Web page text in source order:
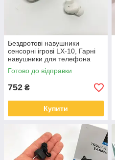
Бездротові навушники
сенсорні ігрові LX-10, Гарні
навушники для телефона
PRO для музики MU-82
Готово до відправки
752 ₴
Купити